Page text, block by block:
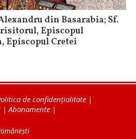
din Basarabia; Sf.
Episcopul
Episcopul Cretei
de confidențialitate |
|Abonamente |